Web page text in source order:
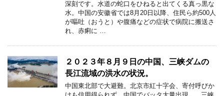
深刻です。水道の蛇口をひねると出てくる真っ黒な
水。中国の安徽省では8月20日以降、住民ら約500人
が嘔吐（おうと）や腹痛などの症状で病院に搬送さ
れ、赤痢に …
２０２３年８月９日の中国、三峡ダムの
長江流域の洪水の状況。
中国東北部で大避難。北京市紅十字会、寄付呼びか